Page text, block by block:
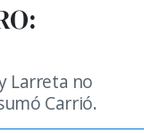
Larreta no
Carrió.